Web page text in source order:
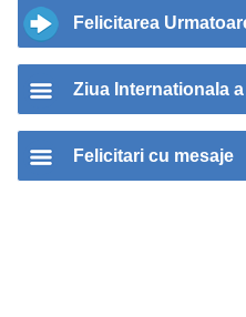
Felicitarea
Ziua Internationala
Felicitari cu mesaje